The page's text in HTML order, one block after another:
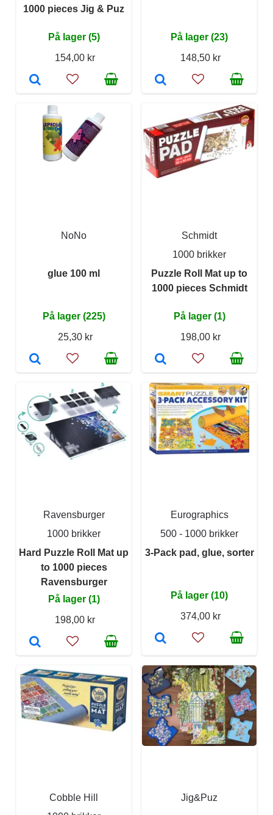
1000 pieces Jig & Puz
På lager (5)
154,00 kr
På lager (23)
148,50 kr
NoNo
glue 100 ml
På lager (225)
25,30 kr
Schmidt
1000 brikker
Puzzle Roll Mat up to
1000 pieces Schmidt
På lager (1)
198,00 kr
Ravensburger
1000 brikker
Hard Puzzle Roll Mat up
to 1000 pieces
Ravensburger
På lager (1)
198,00 kr
Eurographics
500 - 1000 brikker
3-Pack pad, glue, sorter
På lager (10)
374,00 kr
Cobble Hill
Jig&Puz